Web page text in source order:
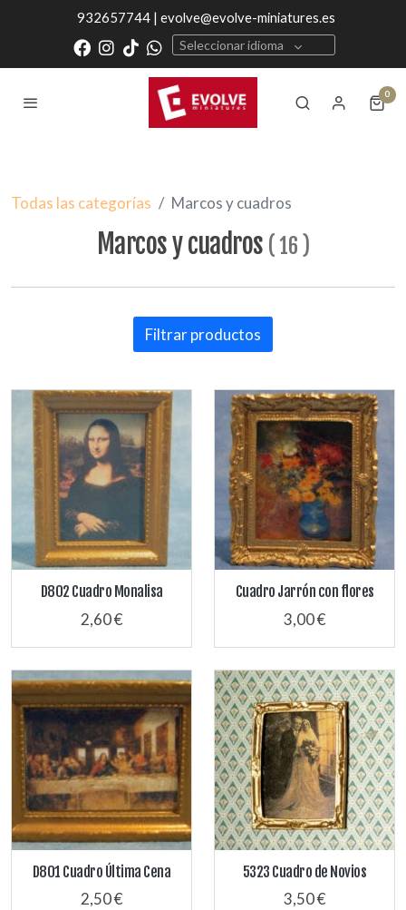
932657744 | evolve@evolve-miniatures.es
Seleccionar idioma
0
Todas las categorías Marcos y cuadros
Marcos y cuadros (16 )
Filtrar productos
D802 Cuadro Monalisa
2,60 €
Cuadro Jarrón con flores
3,00 €
D801 Cuadro Última Cena
2,50 €
5323 Cuadro de Novios
3,50 €